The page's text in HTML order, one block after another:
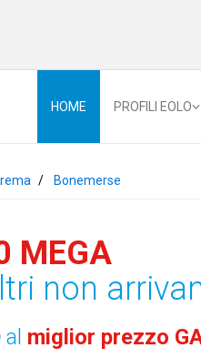
HOME PROFILI EOLO
Bonemerse
MEGA
non
al miglior prezzo